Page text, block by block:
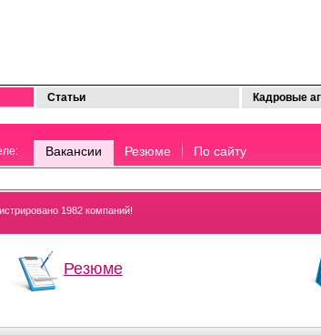
Статьи Кадровые
Вакансии Резюме По сайту
1982 компаний!
Резюме